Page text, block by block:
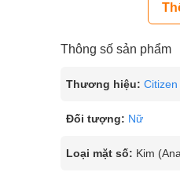
Thông số sản phẩm
Thương hiệu: Citizen
Đối tượng: Nữ
Loại mặt số: Kim